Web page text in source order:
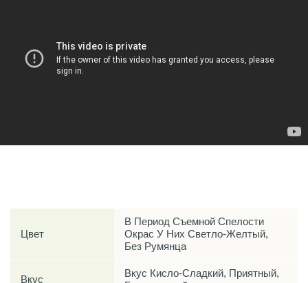
Цвет
В Период Съемной Спелости
Окрас У Них Светло-Желтый,
Без Румянца
Вкус
Вкус Кисло-Сладкий, Приятный,